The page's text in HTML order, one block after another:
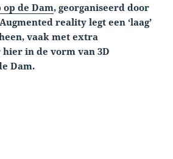
op de Dam, georganiseerd door
reality legt een ‘laag’
vaak met extra
in de vorm van 3D
Dam.